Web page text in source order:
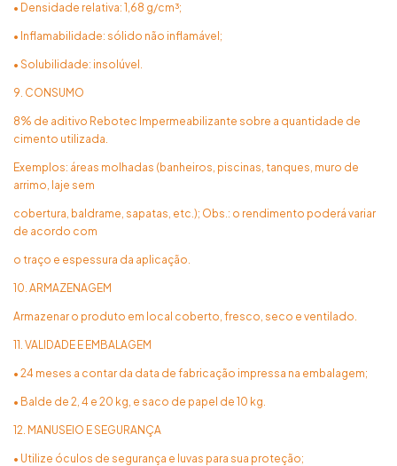
• Densidade relativa: 1,68 g/cm³;
• Inflamabilidade: sólido não inflamável;
• Solubilidade: insolúvel.
9. CONSUMO
8% de aditivo Rebotec Impermeabilizante sobre a quantidade de
cimento utilizada.
Exemplos: áreas molhadas (banheiros, piscinas, tanques, muro de
arrimo, laje sem
cobertura, baldrame, sapatas, etc.); Obs.: o rendimento poderá variar
de acordo com
o traço e espessura da aplicação.
10. ARMAZENAGEM
Armazenar o produto em local coberto, fresco, seco e ventilado.
11. VALIDADE E EMBALAGEM
• 24 meses a contar da data de fabricação impressa na embalagem;
• Balde de 2, 4 e 20 kg, e saco de papel de 10 kg.
12. MANUSEIO E SEGURANÇA
• Utilize óculos de segurança e luvas para sua proteção;